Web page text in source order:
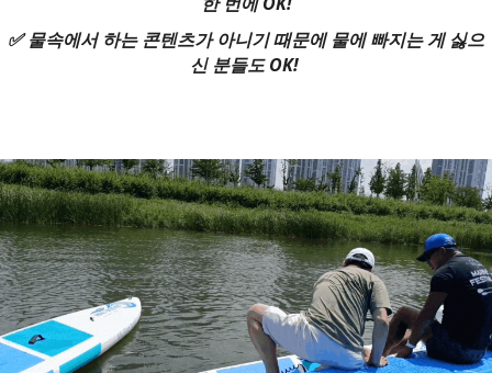
✅ 물속에서 하는 콘텐츠가 아니기 때문에 물에 빠지는 게 싫으
신 분들도 OK!